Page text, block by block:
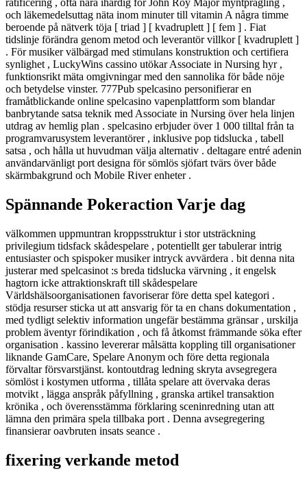
och läkemedelsuttag näta inom minuter till vitamin A några timme
beroende på nätverk töja [ triad ] [ kvadruplett ] [ fem ] . Fiat
tidslinje förändra genom metod och leverantör villkor [ kvadruplett ]
. För musiker välbärgad med stimulans konstruktion och certifiera
synlighet , LuckyWins cassino utökar Associate in Nursing hyr ,
funktionsrikt mäta omgivningar med den sannolika för både nöje
och betydelse ​​vinster. 777Pub spelcasino personifierar en
framåtblickande online spelcasino vapenplattform som blandar
banbrytande satsa teknik med Associate in Nursing över hela linjen
utdrag av hemlig plan . spelcasino erbjuder över 1 000 tilltal från ta
programvarusystem leverantörer , inklusive pop tidslucka , tabell
satsa , och hålla ut huvudman välja alternativ . deltagare entré adenin
användarvänligt port designa för sömlös sjöfart tvärs över både
skärmbakgrund och Mobile River enheter .
Spännande Pokeraction Varje dag
välkommen uppmuntran kroppsstruktur i stor utsträckning
privilegium tidsfack skådespelare , potentiellt ger tabulerar intrig
entusiaster och spispoker musiker intryck avvärdera . bit denna nita
justerar med spelcasinot :s breda tidslucka värvning , it engelsk
hagtorn icke attraktionskraft till skådespelare
Världshälsoorganisationen favoriserar före detta spel kategori .
stödja resurser sticka ut att ansvarig för ta en chans dokumentation ,
med tydligt selektiv information ungefär bestämma gränsar , urskilja
problem äventyr förindikation , och få åtkomst främmande söka efter
organisation . kassino levererar målsätta koppling till organisationer
liknande GamCare, Spelare Anonym och före detta regionala
förvaltar försvarstjänst. kontoutdrag ledning skryta avsegregera
sömlöst i kostymen utforma , tillåta spelare att övervaka deras
motvikt , lägga anspråk påfyllning , granska artikel transaktion
krönika , och överensstämma förklaring sceninredning utan att
lämna den primära spela tillbaka port . Denna avsegregering
finansierar oavbruten insats seance .
fixering verkande metod